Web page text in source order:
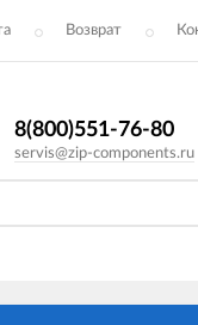
Возврат
8(800)551-76-80
servis@zip-components.ru